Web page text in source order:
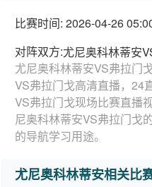
比赛时间: 2026-04-26
对阵双方:尤尼奥科林蒂安
尤尼奥科林蒂安VS弗拉门
VS弗拉门戈高清直播，24
VS弗拉门戈现场比赛直播
尼奥科林蒂安VS弗拉门戈
的导航学习用途。
尤尼奥科林蒂安相关比